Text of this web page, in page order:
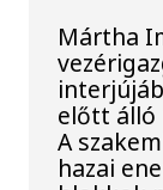
Mártha
előtt álló
A
hazai